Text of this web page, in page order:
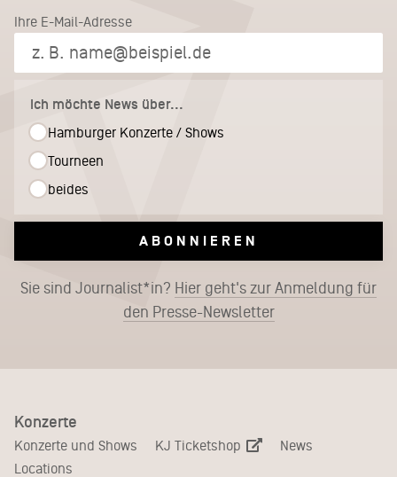
Ihre E-Mail-Adresse
Ich möchte News über...
Hamburger Konzerte / Shows
Tourneen
beides
ABONNIEREN
Sie sind Journalist*in? Hier geht's zur Anmeldung für
den Presse-Newsletter
Konzerte
Konzerte und Shows KJ Ticketshop
News
Locations